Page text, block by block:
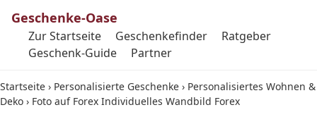
Geschenke-Oase
Zur Startseite Geschenkefinder
Ratgeber
Geschenk-Guide
Partner
Startseite › Personalisierte Geschenke › Personalisiertes Wohnen &
Deko › Foto auf Forex Individuelles Wandbild Forex